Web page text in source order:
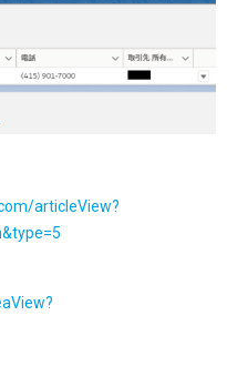
articleView?